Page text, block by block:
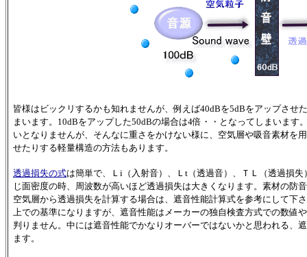
皆様はビックリするかも知れませんが、例えば40dBを5dBをアップさせ
まいます。10dBをアップした50dBの場合は4倍・・となってしまいま
いとなりませんが、そんなに重さをかけない様に、空気層や吸音素材を
せたりする軽量構造の方法もあります。
透過損失の式は簡単で、Ｌi（入射音）、Ｌt（透過音）、ＴＬ（透過損
じ面密度の時、周波数が高いほど透過損失は大きくなります。素材の防
空気層から透過損失を計算する場合は、遮音性能計算式を参考にして下
上での基準になりますが、遮音性能はメーカーの独自検査方式での数
判りません。中には遮音性能でかなりオーバーではないかと思われる、
ます。